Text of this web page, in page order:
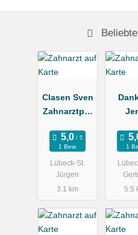
Clasen Sven
Zahnarztpra
1 Bew.
Lübeck-St.
Jürgen
3.1 km
1
5.5